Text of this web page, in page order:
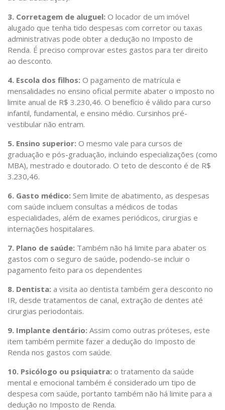
3. Corretagem de aluguel: O locador de um imóvel
alugado que tenha tido despesas com corretor ou taxas
administrativas pode obter a dedução no Imposto de
Renda. É preciso comprovar estes gastos para ter direito
ao desconto.
4. Escola dos filhos: O pagamento de matrícula e
mensalidades no ensino oficial permite abater o imposto no
limite anual de R$ 3.230,46. O benefício é válido para curso
infantil, fundamental, e ensino médio. Cursinhos pré-
vestibular não entram.
5. Ensino superior: O mesmo vale para cursos de
graduação e pós-graduação, incluindo especializações (como
MBA), mestrado e doutorado. O teto de desconto é de R$
3.230,46.
6. Gasto médico: Sem limite de abatimento, as despesas
com saúde incluem consultas a médicos de todas
especialidades, além de exames periódicos, cirurgias e
internações hospitalares.
7. Plano de saúde: Também não há limite para abater os
gastos com o seguro de saúde, podendo-se incluir o
pagamento feito para os dependentes
8. Dentista: a visita ao dentista também gera desconto no
IR, desde tratamentos de canal, extração de dentes até
cirurgias periodontais.
9. Implante dentário: Assim como outras próteses, este
item também permite fazer a dedução do Imposto de
Renda nos gastos com saúde.
10. Psicólogo ou psiquiatra: o tratamento da saúde
mental e emocional também é considerado um tipo de
despesa com saúde, portanto também não há limite para a
dedução no Imposto de Renda.